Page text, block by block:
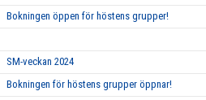
Bokningen öppen för höstens grupper!
SM-veckan 2024
Bokningen för höstens grupper öppnar!